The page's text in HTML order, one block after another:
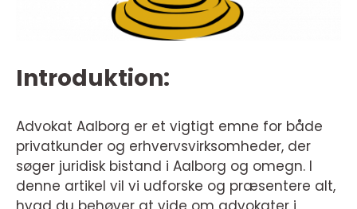
Introduktion:
Advokat Aalborg er et vigtigt emne for både
privatkunder og erhvervsvirksomheder, der
søger juridisk bistand i Aalborg og omegn. I
denne artikel vil vi udforske og præsentere alt,